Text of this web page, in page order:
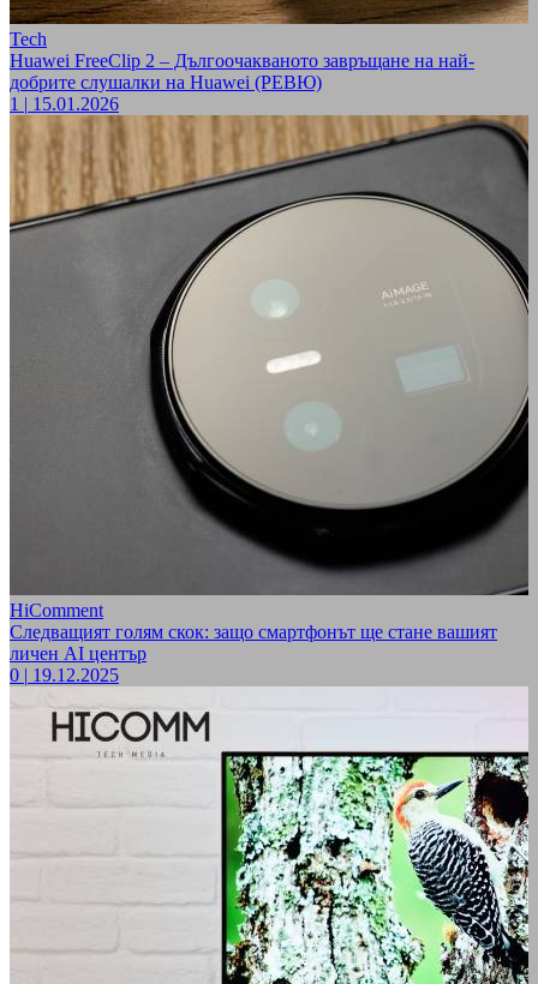
Tech
Huawei FreeClip 2 – Дългоочакваното завръщане на най-
добрите слушалки на Huawei (РЕВЮ)
1 | 15.01.2026
HiComment
Следващият голям скок: защо смартфонът ще стане вашият
личен AI център
0 | 19.12.2025